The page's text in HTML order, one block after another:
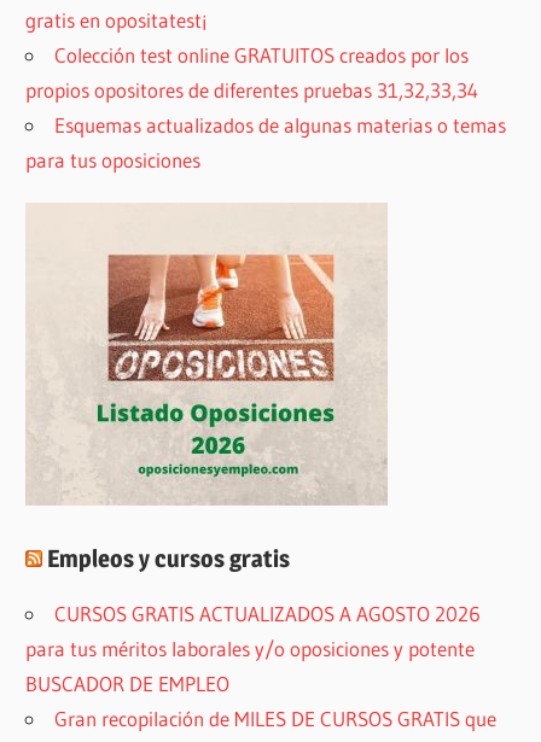
gratis en opositatest¡
Colección test online GRATUITOS creados por los
propios opositores de diferentes pruebas 31,32,33,34
Esquemas actualizados de algunas materias o temas
para tus oposiciones
Empleos y cursos gratis
CURSOS GRATIS ACTUALIZADOS A AGOSTO 2026
para tus méritos laborales y/o oposiciones y potente
BUSCADOR DE EMPLEO
Gran recopilación de MILES DE CURSOS GRATIS que